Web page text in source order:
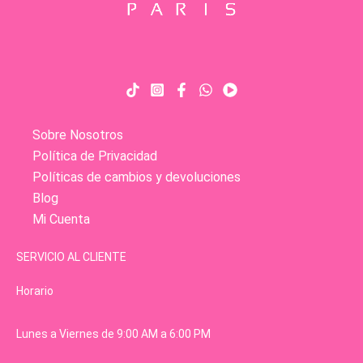
Sobre Nosotros
Política de Privacidad
Políticas de cambios y devoluciones
Blog
Mi Cuenta
SERVICIO AL CLIENTE
Horario
Lunes a Viernes de 9:00 AM a 6:00 PM